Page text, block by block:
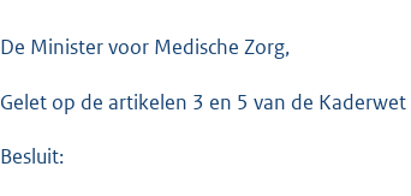
De Minister voor Medische Zorg,
Gelet op de artikelen 3 en 5 van de Kaderwet
Besluit: